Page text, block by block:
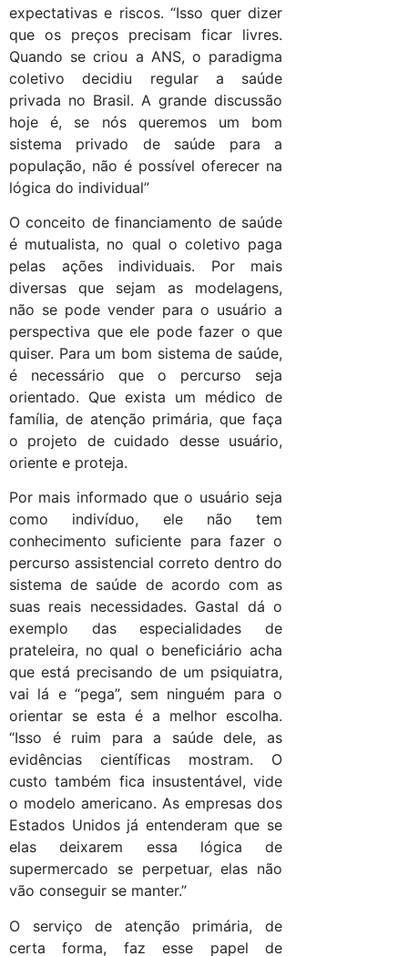
expectativas e riscos. “Isso quer dizer
que os preços precisam ficar livres.
Quando se criou a ANS, o paradigma
coletivo decidiu regular a saúde
privada no Brasil. A grande discussão
hoje é, se nós queremos um bom
sistema privado de saúde para a
população, não é possível oferecer na
lógica do individual”
O conceito de financiamento de saúde
é mutualista, no qual o coletivo paga
pelas ações individuais. Por mais
diversas que sejam as modelagens,
não se pode vender para o usuário a
perspectiva que ele pode fazer o que
quiser. Para um bom sistema de saúde,
é necessário que o percurso seja
orientado. Que exista um médico de
família, de atenção primária, que faça
o projeto de cuidado desse usuário,
oriente e proteja.
Por mais informado que o usuário seja
como indivíduo, ele não tem
conhecimento suficiente para fazer o
percurso assistencial correto dentro do
sistema de saúde de acordo com as
suas reais necessidades. Gastal dá o
exemplo das especialidades de
prateleira, no qual o beneficiário acha
que está precisando de um psiquiatra,
vai lá e “pega”, sem ninguém para o
orientar se esta é a melhor escolha.
“Isso é ruim para a saúde dele, as
evidências científicas mostram. O
custo também fica insustentável, vide
o modelo americano. As empresas dos
Estados Unidos já entenderam que se
elas deixarem essa lógica de
supermercado se perpetuar, elas não
vão conseguir se manter.”
O serviço de atenção primária, de
certa forma, faz esse papel de